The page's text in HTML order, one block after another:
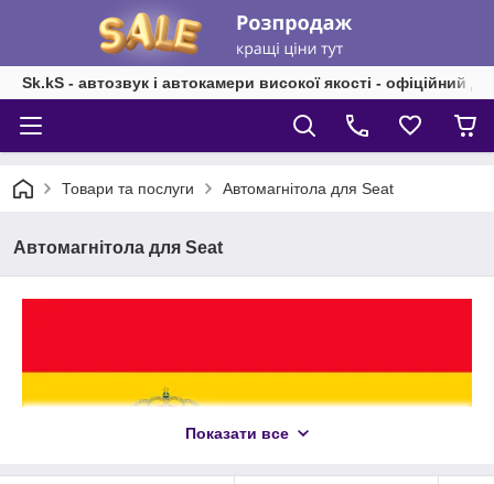
Sk.kS - автозвук і автокамери високої якості - офіційний
Товари та послуги Автомагнітола для Seat
Автомагнітола для Seat
Показати все